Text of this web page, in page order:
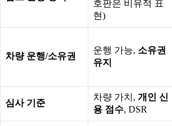
호판은 비유적 표
현)
차량 운행/소유권
운행 가능, 소유권
유지
심사 기준
차량 가치, 개인 신
용 점수, DSR